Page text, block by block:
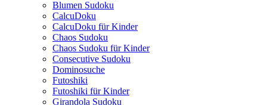
Blumen Sudoku
CalcuDoku
CalcuDoku für Kinder
Chaos Sudoku
Chaos Sudoku für Kinder
Consecutive Sudoku
Dominosuche
Futoshiki
Futoshiki für Kinder
Girandola Sudoku